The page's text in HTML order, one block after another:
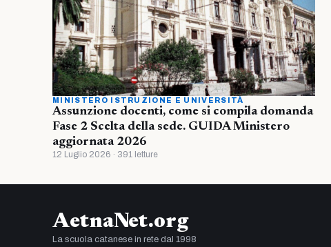
MINISTERO ISTRUZIONE E UNIVERSITÀ
Assunzione docenti, come si compila domanda
Fase 2 Scelta della sede. GUIDA Ministero
aggiornata 2026
12 Luglio 2026 · 391 letture
AetnaNet.org
La scuola catanese in rete dal 1998